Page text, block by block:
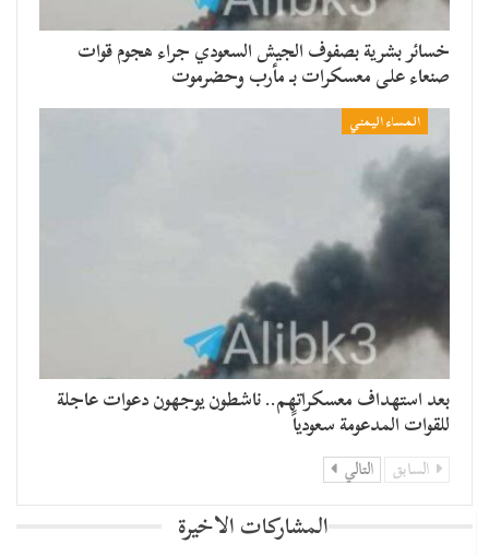
خسائر بشرية بصفوف الجيش السعودي جراء هجوم قوات
صنعاء على معسكرات بـ مأرب وحضرموت
المساء اليمني
بعد استهداف معسكراتهم.. ناشطون يوجهون دعوات عاجلة
للقوات المدعومة سعودياً
السابق التالي
المشاركات الاخيرة